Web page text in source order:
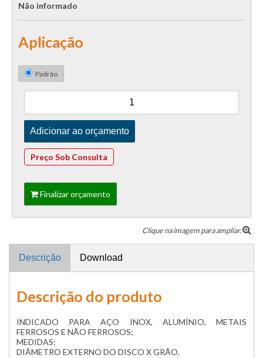
Não informado
Aplicação
Padrão
Preço Sob Consulta
Finalizar orçamento
Clique na imagem para ampliar.
Descrição Download
Descrição do produto
INDICADO PARA AÇO INOX, ALUMÍNIO, METAIS
FERROSOS E NÃO FERROSOS;
MEDIDAS:
DIÂMETRO EXTERNO DO DISCO X GRÃO.